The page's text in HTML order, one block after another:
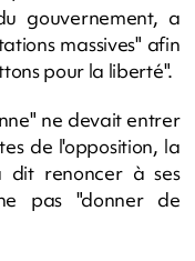
gouvernement, a
massives" afin
pour la liberté".
ne devait entrer
de l'opposition, la
dit renoncer à ses
pas "donner de